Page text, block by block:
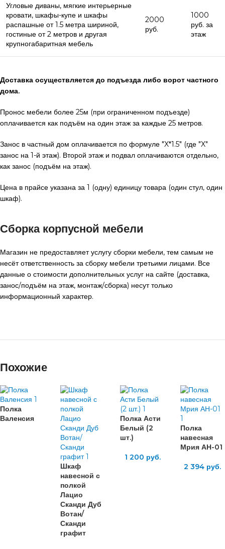
Угловые диваны, мягкие интерьерные
кровати, шкафы-купе и шкафы
распашные от 1.5 метра шириной,
гостиные от 2 метров и другая
крупногабаритная мебель
2000
руб.
1000
руб. за
этаж
Доставка осуществляется до подъезда либо ворот частного
дома.
Пронос мебели более 25м (при ограниченном подъезде)
оплачивается как подъём на один этаж за каждые 25 метров.
Занос в частный дом оплачивается по формуле "X*1.5" (где "X"
занос на 1-й этаж). Второй этаж и подвал оплачиваются отдельно,
как занос (подъём на этаж).
Цена в прайсе указана за 1 (одну) единицу товара (один стул, один
шкаф).
Сборка корпусной мебели
Магазин не предоставляет услугу сборки мебели, тем самым не
несёт ответственность за сборку мебели третьими лицами. Все
данные о стоимости дополнительных услуг на сайте (доставка,
занос/подъём на этаж, монтаж/сборка) несут только
информационный характер.
Похожие
Полка
Валенсия
Шкаф
навесной с
полкой
Лацио
Сканди Дуб
Вотан/
Сканди
графит
Полка Асти
Белый (2
шт.)
1 200 руб.
Полка
навесная
Мрия АН-01
2 394 руб.